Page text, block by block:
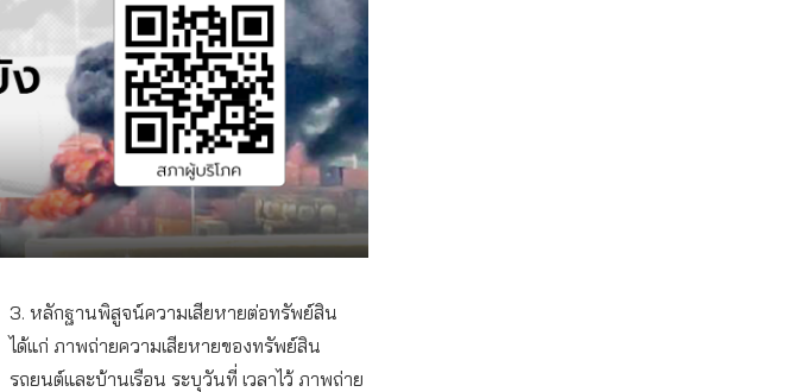
3. หลักฐานพิสูจน์ความเสียหายต่อทรัพย์สิน
ได้แก่ ภาพถ่ายความเสียหายของทรัพย์สิน
รถยนต์และบ้านเรือน ระบุวันที่ เวลาไว้ ภาพถ่าย